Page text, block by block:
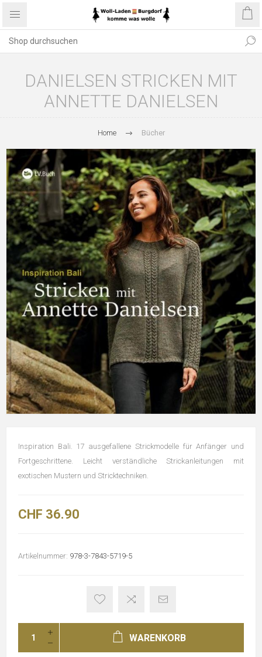
DANIELSEN STRICKEN MIT
ANNETTE DANIELSEN
Home Bücher
Inspiration Bali. 17 ausgefallene Strickmodelle für Anfänger und
Fortgeschrittene. Leicht verständliche Strickanleitungen mit
exotischen Mustern und Stricktechniken.
CHF 36.90
Artikelnummer: 978-3-7843-5719-5
WARENKORB